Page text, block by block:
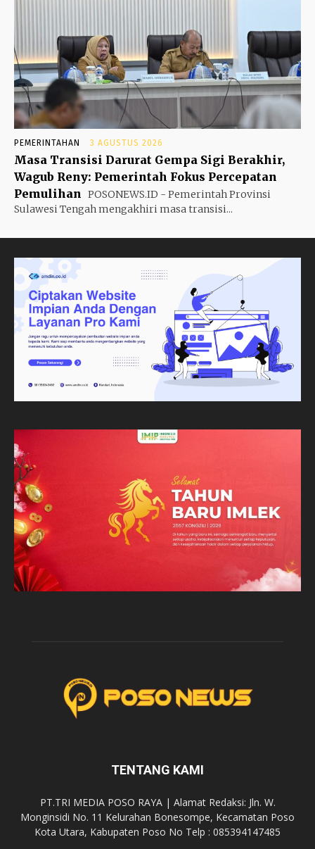
PEMERINTAHAN 3 AGUSTUS 2026
Masa Transisi Darurat Gempa Sigi Berakhir,
Wagub Reny: Pemerintah Fokus Percepatan
Pemulihan POSONEWS.ID - Pemerintah Provinsi
Sulawesi Tengah mengakhiri masa transisi...
TENTANG KAMI
PT.TRI MEDIA POSO RAYA | Alamat Redaksi: Jln. W.
Monginsidi No. 11 Kelurahan Bonesompe, Kecamatan Poso
Kota Utara, Kabupaten Poso No Telp : 085394147485